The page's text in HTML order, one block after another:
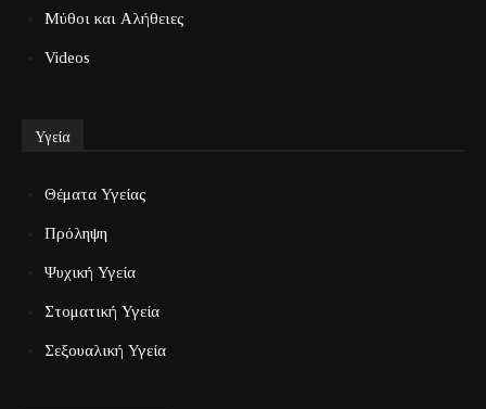
Μύθοι και Αλήθειες
Videos
Υγεία
Θέματα Υγείας
Πρόληψη
Ψυχική Υγεία
Στοματική Υγεία
Σεξουαλική Υγεία